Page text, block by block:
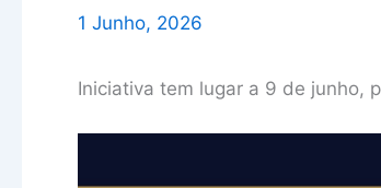
1 Junho, 2026
Iniciativa tem lugar a 9 de junho,